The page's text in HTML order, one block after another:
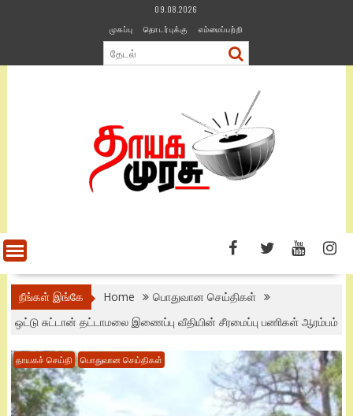
09.08.2026
முகப்பு
தொடர்புக்கு எம்மைப்பற்றி
நீங்கள் இங்கே Home
பொதுவான செய்திகள்
ஒட்டு சுட்டான் தட்டாமலை இணைப்பு வீதியின் சீரமைப்பு பணிகள் ஆரம்பம்
தாயகச் செய்தி பொதுவான செய்திகள்